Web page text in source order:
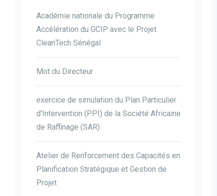
Académie nationale du Programme
Accélération du GCIP avec le Projet
CleanTech Sénégal
Mot du Directeur
exercice de simulation du Plan Particulier
d’Intervention (PPI) de la Société Africaine
de Raffinage (SAR)
Atelier de Renforcement des Capacités en
Planification Stratégique et Gestion de
Projet